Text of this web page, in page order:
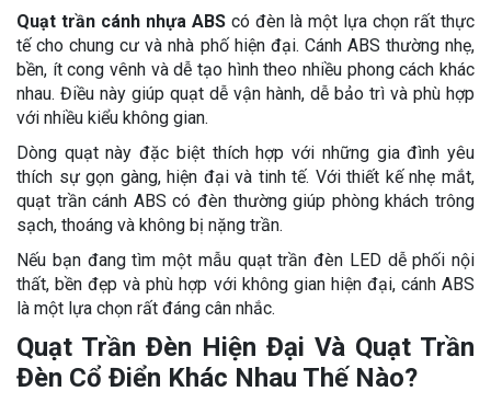
Quạt trần cánh nhựa ABScó đèn là một lựa chọn rất thực
tế cho chung cư và nhà phố hiện đại. Cánh ABS thường nhẹ,
bền, ít cong vênh và dễ tạo hình theo nhiều phong cách khác
nhau. Điều này giúp quạt dễ vận hành, dễ bảo trì và phù hợp
với nhiều kiểu không gian.
Dòng quạt này đặc biệt thích hợp với những gia đình yêu
thích sự gọn gàng, hiện đại và tinh tế. Với thiết kế nhẹ mắt,
quạt trần cánh ABS có đèn thường giúp phòng khách trông
sạch, thoáng và không bị nặng trần.
Nếu bạn đang tìm một mẫu quạt trần đèn LED dễ phối nội
thất, bền đẹp và phù hợp với không gian hiện đại, cánh ABS
là một lựa chọn rất đáng cân nhắc.
Quạt Trần Đèn Hiện Đại Và Quạt Trần
Đèn Cổ Điển Khác Nhau Thế Nào?